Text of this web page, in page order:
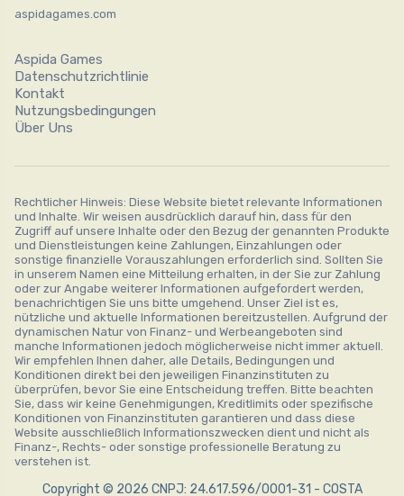
aspidagames.com
Aspida Games
Datenschutzrichtlinie
Kontakt
Nutzungsbedingungen
Über Uns
Rechtlicher Hinweis: Diese Website bietet relevante Informationen
und Inhalte. Wir weisen ausdrücklich darauf hin, dass für den
Zugriff auf unsere Inhalte oder den Bezug der genannten Produkte
und Dienstleistungen keine Zahlungen, Einzahlungen oder
sonstige finanzielle Vorauszahlungen erforderlich sind. Sollten Sie
in unserem Namen eine Mitteilung erhalten, in der Sie zur Zahlung
oder zur Angabe weiterer Informationen aufgefordert werden,
benachrichtigen Sie uns bitte umgehend. Unser Ziel ist es,
nützliche und aktuelle Informationen bereitzustellen. Aufgrund der
dynamischen Natur von Finanz- und Werbeangeboten sind
manche Informationen jedoch möglicherweise nicht immer aktuell.
Wir empfehlen Ihnen daher, alle Details, Bedingungen und
Konditionen direkt bei den jeweiligen Finanzinstituten zu
überprüfen, bevor Sie eine Entscheidung treffen. Bitte beachten
Sie, dass wir keine Genehmigungen, Kreditlimits oder spezifische
Konditionen von Finanzinstituten garantieren und dass diese
Website ausschließlich Informationszwecken dient und nicht als
Finanz-, Rechts- oder sonstige professionelle Beratung zu
verstehen ist.
Copyright © 2026 CNPJ: 24.617.596/0001-31 - COSTA